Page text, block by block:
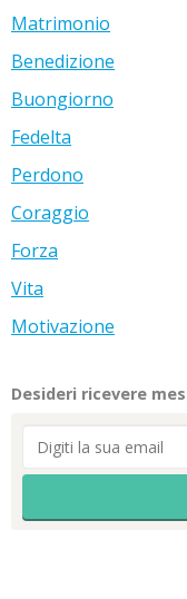
Matrimonio
Benedizione
Buongiorno
Fedelta
Perdono
Coraggio
Forza
Vita
Motivazione
Desideri ricevere